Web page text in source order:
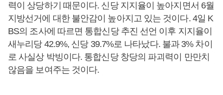
력이 상당하기 때문이다. 신당 지지율이 높아지면서 6월
지방선거에 대한 불안감이 높아지고 있는 것이다. 4일 K
BS의 조사에 따르면 통합신당 추진 선언 이후 지지율이
새누리당 42.9%, 신당 39.7%로 나타났다. 불과 3% 차이
로 사실상 박빙이다. 통합신당 창당의 파괴력이 만만치
않음을 보여주는 것이다.